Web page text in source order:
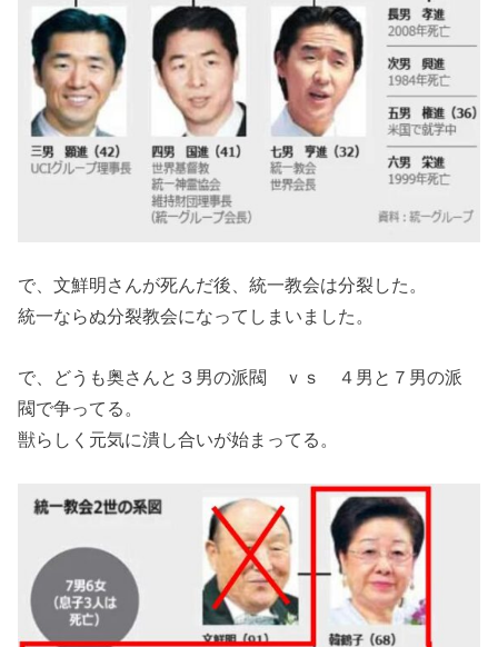
で、文鮮明さんが死んだ後、統一教会は分裂した。
統一ならぬ分裂教会になってしまいました。
で、どうも奥さんと３男の派閥 ｖｓ ４男と７男の派
閥で争ってる。
獣らしく元気に潰し合いが始まってる。